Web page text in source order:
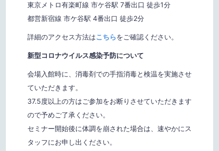
東京メトロ有楽町線 市ケ谷駅 7番出口 徒歩1分
都営新宿線 市ケ谷駅 4番出口 徒歩2分
詳細のアクセス方法はこちらをご確認ください。
新型コロナウイルス感染予防について
会場入館時に、消毒剤での手指消毒と検温を実施させ
ていただきます。
37.5度以上の方はご参加をお断りさせていただきます
ので予めご了承ください。
セミナー開始後に体調を崩された場合は、速やかにス
タッフにお申し出ください。